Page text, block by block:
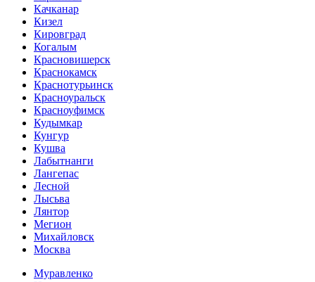
Качканар
Кизел
Кировград
Когалым
Красновишерск
Краснокамск
Краснотурьинск
Красноуральск
Красноуфимск
Кудымкар
Кунгур
Кушва
Лабытнанги
Лангепас
Лесной
Лысьва
Лянтор
Мегион
Михайловск
Москва
Муравленко